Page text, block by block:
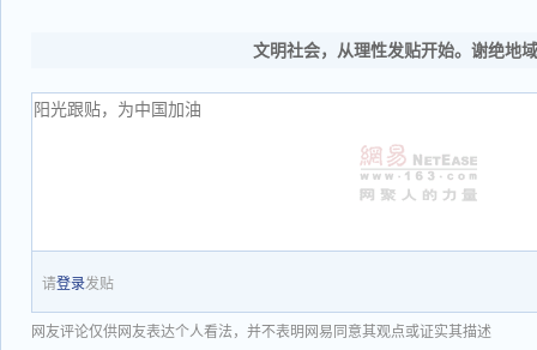
文明社会，从理性发贴开始。谢绝地
请登录发贴
网友评论仅供网友表达个人看法，并不表明网易同意其观点或证实其描述